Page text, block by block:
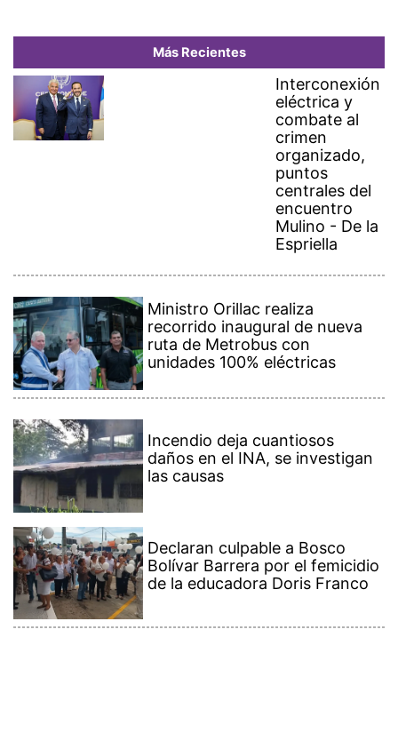
Más Recientes
Interconexión
eléctrica y
combate al
crimen
organizado,
puntos
centrales del
encuentro
Mulino - De la
Espriella
Ministro Orillac realiza
recorrido inaugural de nueva
ruta de Metrobus con
unidades 100% eléctricas
Incendio deja cuantiosos
daños en el INA, se investigan
las causas
Declaran culpable a Bosco
Bolívar Barrera por el femicidio
de la educadora Doris Franco